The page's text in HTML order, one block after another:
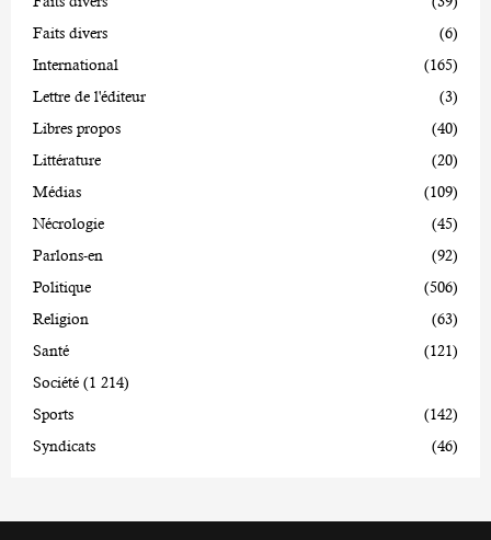
Faits divers
(6)
International
(165)
Lettre de l'éditeur
(3)
Libres propos
(40)
Littérature
(20)
Médias
(109)
Nécrologie
(45)
Parlons-en
(92)
Politique
(506)
Religion
(63)
Santé
(121)
Société (1 214)
Sports
(142)
Syndicats
(46)